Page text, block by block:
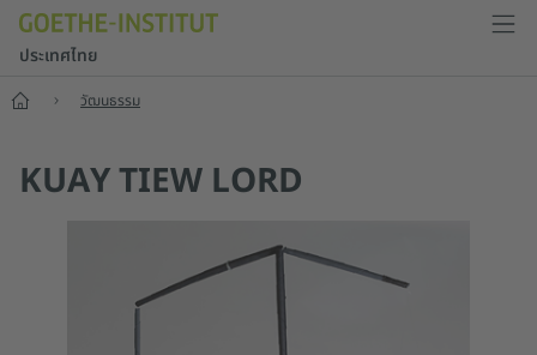
ประเทศไทย
หน้าแรก
วัฒนธรรม
KUAY TIEW LORD